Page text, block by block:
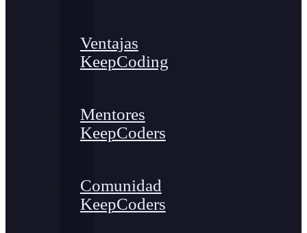
Ventajas
KeepCoding
Mentores
KeepCoders
Comunidad
KeepCoders